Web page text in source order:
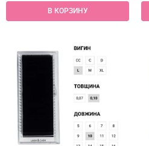
В КОРЗИНУ